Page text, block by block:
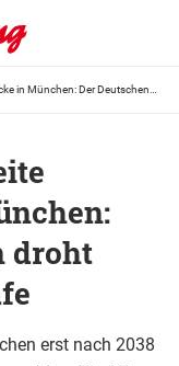
droht
erst nach 2038